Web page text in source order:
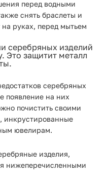
перед водными
снять браслеты и
на руках, перед мытьем
серебряных изделий
Это защитит металл
серебряных
появление на них
почистить своими
инкрустированные
ювелирам.
изделия,
нижеперечисленными